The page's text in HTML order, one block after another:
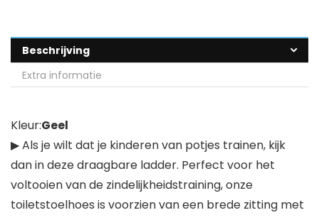
Beschrijving
Extra informatie
Kleur:Geel
▶ Als je wilt dat je kinderen van potjes trainen, kijk
dan in deze draagbare ladder. Perfect voor het
voltooien van de zindelijkheidstraining, onze
toiletstoelhoes is voorzien van een brede zitting met